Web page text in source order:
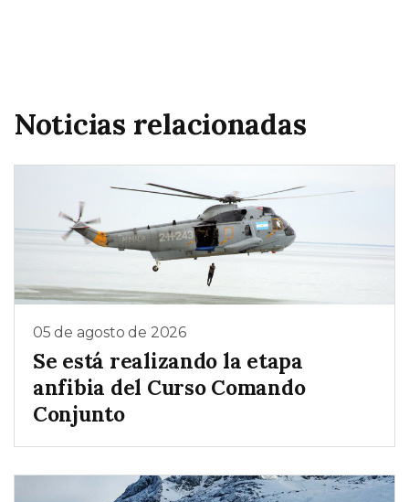
Noticias relacionadas
05 de agosto de 2026
Se está realizando la etapa
anfibia del Curso Comando
Conjunto